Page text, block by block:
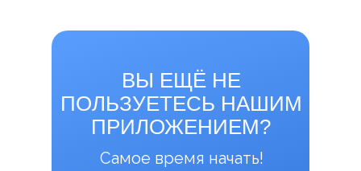
Самое время начать!
ВЫ ЕЩЁ НЕ
ПОЛЬЗУЕТЕСЬ НАШИМ
ПРИЛОЖЕНИЕМ?